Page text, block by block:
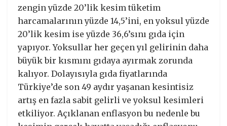
zengin yüzde 20’lik kesim tüketim
harcamalarının yüzde 14,5’ini, en yoksul yüzde
20’lik kesim ise yüzde 36,6’sını gıda için
yapıyor. Yoksullar her geçen yıl gelirinin daha
büyük bir kısmını gıdaya ayırmak zorunda
kalıyor. Dolayısıyla gıda fiyatlarında
Türkiye’de son 49 aydır yaşanan kesintisiz
artış en fazla sabit gelirli ve yoksul kesimleri
etkiliyor. Açıklanan enflasyon bu nedenle bu